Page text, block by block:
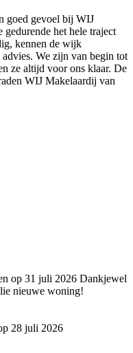
goed gevoel bij WIJ
het hele traject
kennen de wijk
We zijn van begin tot
ze altijd voor ons klaar. De
WIJ Makelaardij van
op 31 juli 2026 Dankjewel
nieuwe woning!
28 juli 2026